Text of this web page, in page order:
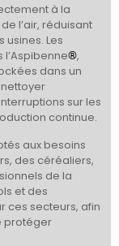
à la
l’air, réduisant
Les
®,
dans un
sur les
continue.
aux besoins
des céréaliers,
de la
et des
ces secteurs, afin
protéger